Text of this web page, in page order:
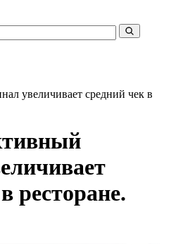
увеличивает средний чек в
ресторане.